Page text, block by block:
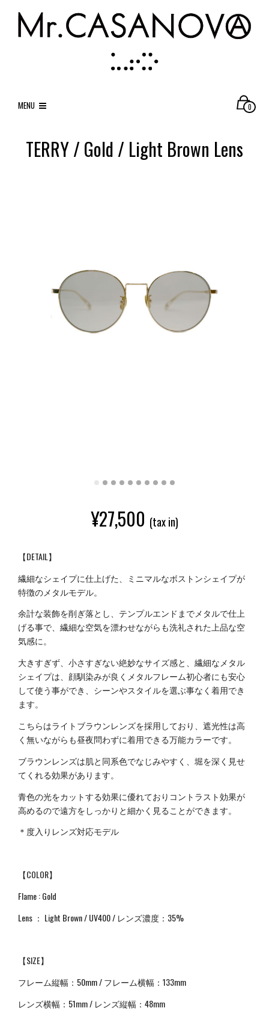
MENU 0
TERRY / Gold / Light Brown Lens
¥27,500 (tax in)
【DETAIL】
繊細なシェイプに仕上げた、ミニマルなボストンシェイプが
特徴のメタルモデル。
余計な装飾を削ぎ落とし、テンプルエンドまでメタルで仕上
げる事で、繊細な空気を漂わせながらも洗礼された上品な空
気感に。
大きすぎず、小さすぎない絶妙なサイズ感と、繊細なメタル
シェイプは、顔馴染みが良くメタルフレーム初心者にも安心
して使う事ができ、シーンやスタイルを選ぶ事なく着用でき
ます。
こちらはライトブラウンレンズを採用しており、遮光性は高
く無いながらも昼夜問わずに着用できる万能カラーです。
ブラウンレンズは肌と同系色でなじみやすく、堀を深く見せ
てくれる効果があります。
青色の光をカットする効果に優れておりコントラスト効果が
高めるので遠方をしっかりと細かく見ることができます。
＊度入りレンズ対応モデル
【COLOR】
Flame : Gold
Lens ： Light Brown / UV400 / レンズ濃度：35%
【SIZE】
フレーム縦幅：50mm / フレーム横幅：133mm
レンズ横幅：51mm / レンズ縦幅：48mm